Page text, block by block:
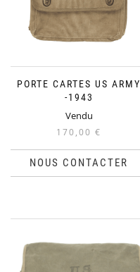
PORTE CARTES US ARMY
-1943
Vendu
170,00 €
NOUS CONTACTER